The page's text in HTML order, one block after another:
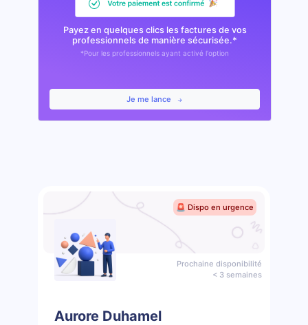
Payez en quelques clics les factures de vos
professionnels de manière sécurisée.*
*Pour les professionnels ayant activé l'option
Je me lance
🚨 Dispo en urgence
Prochaine disponibilité
< 3 semaines
Aurore Duhamel